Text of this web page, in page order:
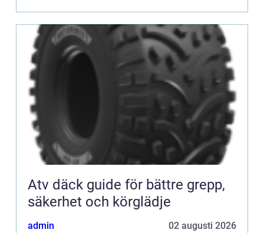
Atv däck guide för bättre grepp,
säkerhet och körglädje
admin 02 augusti 2026